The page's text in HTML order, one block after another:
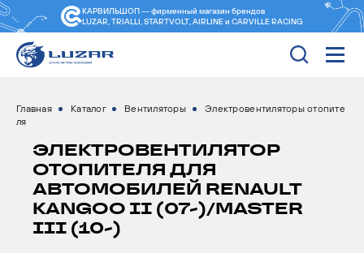
КАРВИЛЬШОП — фирменный магазин брендов
LUZAR, TRIALLI, STARTVOLT, AIRLINE и CARVILLE RACING
Главная Каталог Вентиляторы
Электровентиляторы отопите
ля
ЭЛЕКТРОВЕНТИЛЯТОР
ОТОПИТЕЛЯ ДЛЯ
АВТОМОБИЛЕЙ RENAULT
KANGOO II (07-)/MASTER
III (10-)